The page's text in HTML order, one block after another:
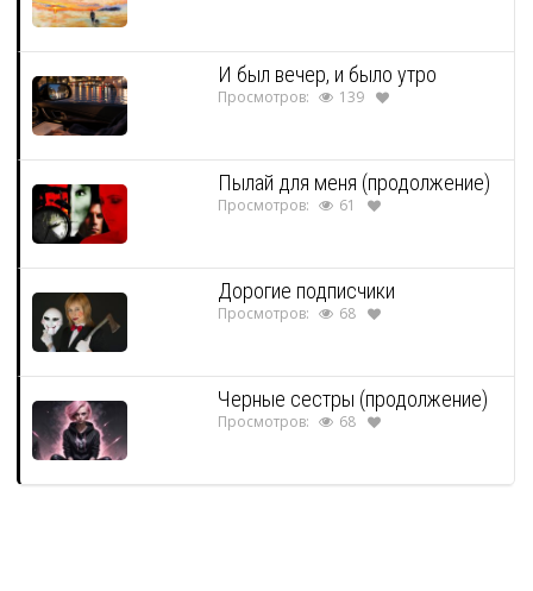
И был вечер, и было утро
Просмотров: 139
Пылай для меня (продолжение)
Просмотров: 61
Дорогие подписчики
Просмотров: 68
Черные сестры (продолжение)
Просмотров: 68